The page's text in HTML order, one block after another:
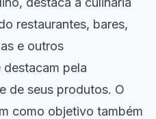
restaurantes, bares,
e outros
pela
de seus produtos. O
como objetivo também